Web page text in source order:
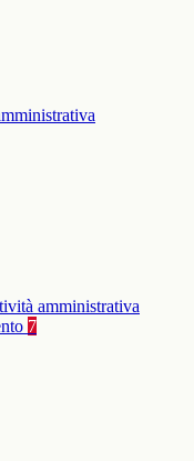
amministrativa
7